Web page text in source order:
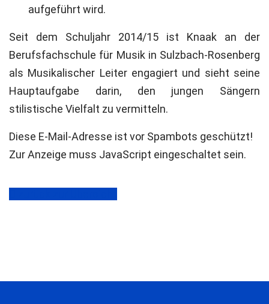
aufgeführt wird.
Seit dem Schuljahr 2014/15 ist Knaak an der
Berufsfachschule für Musik in Sulzbach-Rosenberg
als Musikalischer Leiter engagiert und sieht seine
Hauptaufgabe darin, den jungen Sängern
stilistische Vielfalt zu vermitteln.
Diese E-Mail-Adresse ist vor Spambots geschützt!
Zur Anzeige muss JavaScript eingeschaltet sein.